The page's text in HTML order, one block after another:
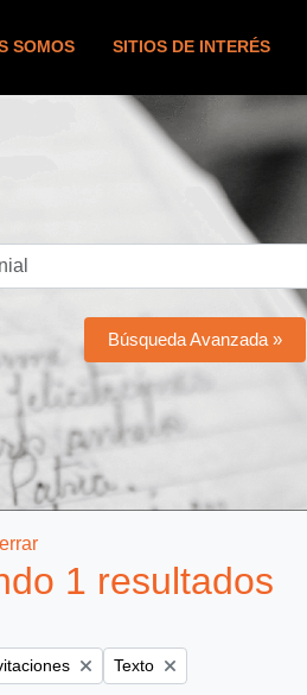
SOMOS SITIOS DE INTERÉS
Búsqueda Avanzada »
1 resultados
filter: Remove filter:
Texto